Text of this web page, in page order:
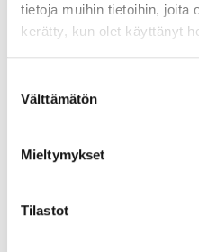
tietoja muihin tietoihin, joita
kerätty, kun olet käyttänyt
valinta
Välttämätön
Mieltymykset
Tilastot
jälkeen.
Talousjohtaja Ari Vesterinen,